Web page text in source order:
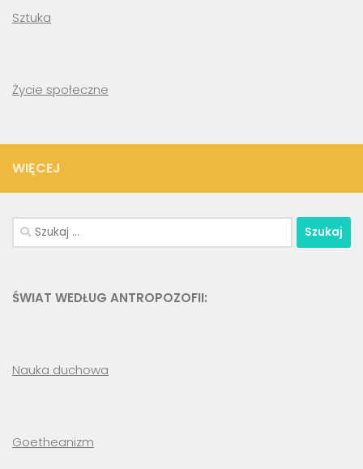
Sztuka
Życie społeczne
WIĘCEJ
Szukaj:
ŚWIAT WEDŁUG ANTROPOZOFII:
Nauka duchowa
Goetheanizm